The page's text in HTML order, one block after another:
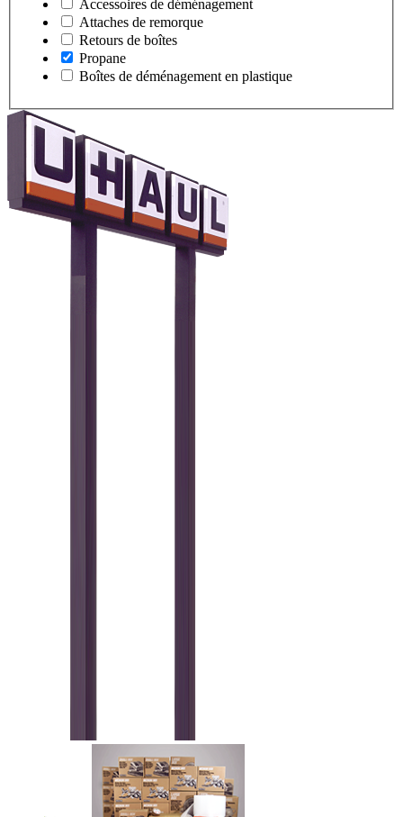
Accessoires de déménagement
Attaches de remorque
Retours de boîtes
Propane
Boîtes de déménagement en plastique